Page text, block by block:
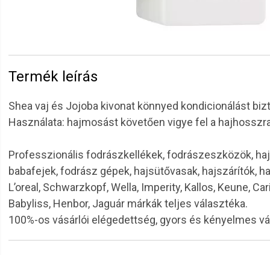
Termék leírás
Shea vaj és Jojoba kivonat könnyed kondicionálást
Használata: hajmosást követően vigye fel a
Professzionális fodrászkellékek, fodrászeszközök,
babafejek, fodrász gépek, hajsütővasak, hajszárítók,
L’oreal, Schwarzkopf, Wella, Imperity, Kallos, Keune,
Babyliss, Henbor, Jaguár márkák teljes választéka.
100%-os vásárlói elégedettség, gyors és kényelmes